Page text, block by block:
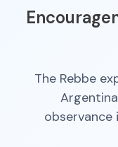
The Rebbe
observance